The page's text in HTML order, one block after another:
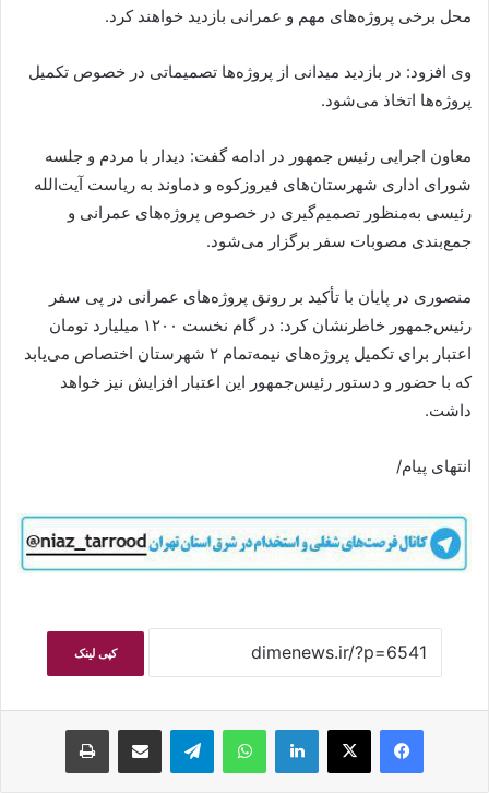
محل برخی پروژه‌های مهم و عمرانی بازدید خواهند کرد.
وی افزود: در بازدید میدانی از پروژه‌ها تصمیماتی در خصوص تکمیل
پروژه‌ها اتخاذ می‌شود.
معاون اجرایی رئیس‌ جمهور در ادامه گفت: دیدار با مردم و جلسه
شورای اداری شهرستان‌های فیروزکوه و دماوند به ریاست آیت‌الله
رئیسی به‌منظور تصمیم‌گیری در خصوص پروژه‌های عمرانی و
جمع‌بندی مصوبات سفر برگزار می‌شود.
منصوری در پایان با تأکید بر رونق پروژه‌های عمرانی در پی سفر
رئیس‌جمهور خاطرنشان کرد: در گام نخست ۱۲۰۰ میلیارد تومان
اعتبار برای تکمیل پروژه‌های نیمه‌تمام ۲ شهرستان اختصاص می‌یابد
که با حضور و دستور رئیس‌جمهور این اعتبار افزایش نیز خواهد
داشت.
انتهای پیام/
کپی لینک
فیسبوکایکس لینکداین واتس آپ تلگرام اشتراک گذاری با ایمیل چاپ